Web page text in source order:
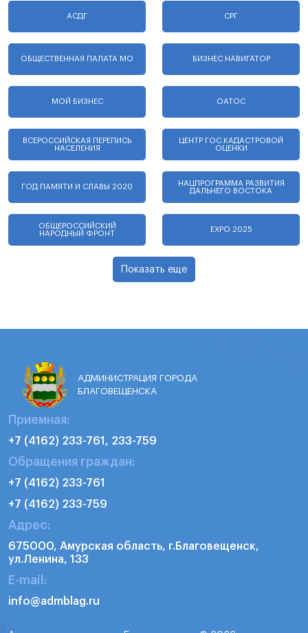
АСДГ СРГ
ОБЩЕСТВЕННАЯ ПАЛАТА МО БИЗНЕС НАВИГАТОР
МОЙ БИЗНЕС ОАТОС
ВСЕРОССИЙСКАЯ ПЕРЕПИСЬ
НАСЕЛЕНИЯ
ЦЕНТР ГОС.КАДАСТРОВОЙ
ОЦЕНКИ
ГОД ПАМЯТИ И СЛАВЫ 2020
НАЦПРОГРАММА РАЗВИТИЯ
ДАЛЬНЕГО ВОСТОКА
ОБЩЕРОССИЙСКИЙ
НАРОДНЫЙ ФРОНТ
EXPO 2025
Показать еще
АДМИНИСТРАЦИЯ ГОРОДА
БЛАГОВЕЩЕНСКА
Приемная:
+7 (4162) 233-761, 233-759
Обращения граждан:
+7 (4162) 233-761
+7 (4162) 233-759
Адрес:
675000, Амурская область, г.Благовещенск,
ул.Ленина, 133
E-mail:
info@admblag.ru